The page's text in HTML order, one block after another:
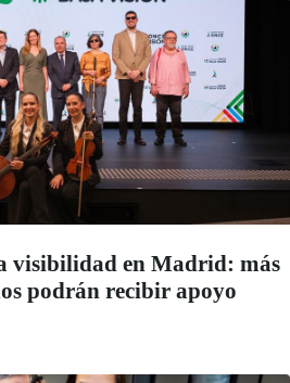
visibilidad en Madrid: más
podrán recibir apoyo